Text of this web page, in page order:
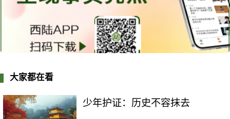
大家都在看
少年护证：历史不容抹去